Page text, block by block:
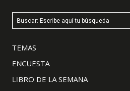
Buscar: Escribe aquí tu búsqueda
TEMAS
ENCUESTA
LIBRO DE LA SEMANA